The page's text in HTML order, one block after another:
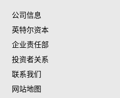
公司信息
英特尔资本
企业责任部
投资者关系
联系我们
网站地图